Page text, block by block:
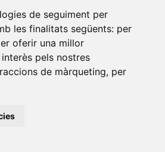
de seguiment per
les finalitats següents: per
oferir una millor
pels nostres
de màrqueting, per